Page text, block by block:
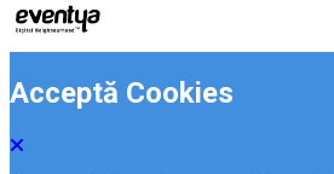
Acceptă Cookies